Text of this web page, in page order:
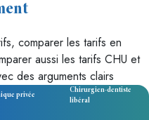
comparer les tarifs en
aussi les tarifs CHU et
des arguments clairs
privée
Chirurgien-dentiste
libéral